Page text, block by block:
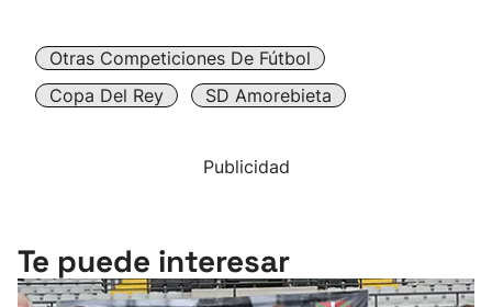
Otras Competiciones De Fútbol
Copa Del Rey
SD Amorebieta
Publicidad
Te puede interesar